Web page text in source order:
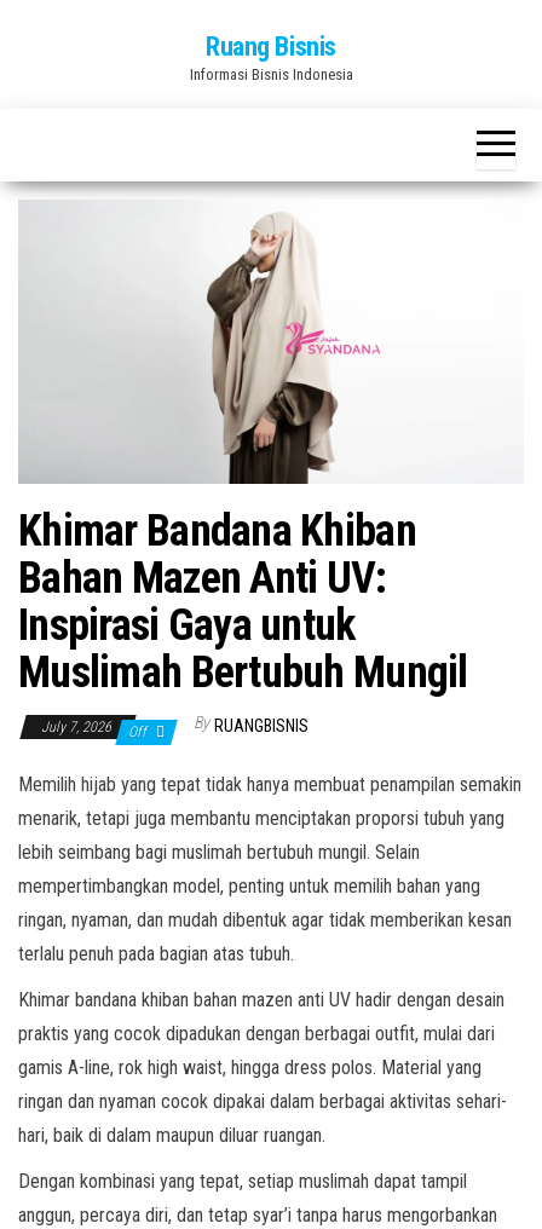
Ruang Bisnis
Informasi Bisnis Indonesia
Khimar Bandana Khiban
Bahan Mazen Anti UV:
Inspirasi Gaya untuk
Muslimah Bertubuh Mungil
July 7, 2026 Off By RUANGBISNIS
Memilih hijab yang tepat tidak hanya membuat penampilan semakin
menarik, tetapi juga membantu menciptakan proporsi tubuh yang
lebih seimbang bagi muslimah bertubuh mungil. Selain
mempertimbangkan model, penting untuk memilih bahan yang
ringan, nyaman, dan mudah dibentuk agar tidak memberikan kesan
terlalu penuh pada bagian atas tubuh.
Khimar bandana khiban bahan mazen anti UV hadir dengan desain
praktis yang cocok dipadukan dengan berbagai outfit, mulai dari
gamis A-line, rok high waist, hingga dress polos. Material yang
ringan dan nyaman cocok dipakai dalam berbagai aktivitas sehari-
hari, baik di dalam maupun diluar ruangan.
Dengan kombinasi yang tepat, setiap muslimah dapat tampil
anggun, percaya diri, dan tetap syar’i tanpa harus mengorbankan